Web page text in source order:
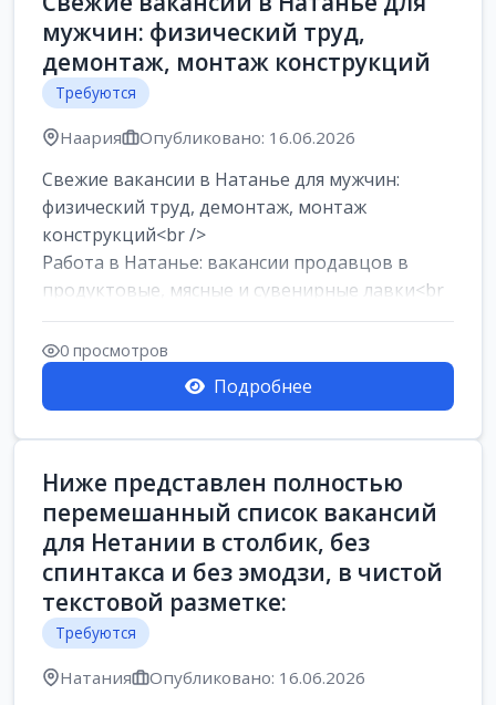
мужчин: физический труд,
демонтаж, монтаж конструкций
Требуются
Наария Опубликовано: 16.06.2026
Свежие вакансии в Натанье для мужчин:
физический труд, демонтаж, монтаж
конструкций<br />
Работа в Натанье: вакансии продавцов в
продуктовые, мясные и сувенирные лавки<br
/>
Разнорабочий на сборку м...
0 просмотров
Подробнее
Ниже представлен полностью
перемешанный список вакансий
для Нетании в столбик, без
спинтакса и без эмодзи, в чистой
текстовой разметке:
Требуются
Натания Опубликовано: 16.06.2026